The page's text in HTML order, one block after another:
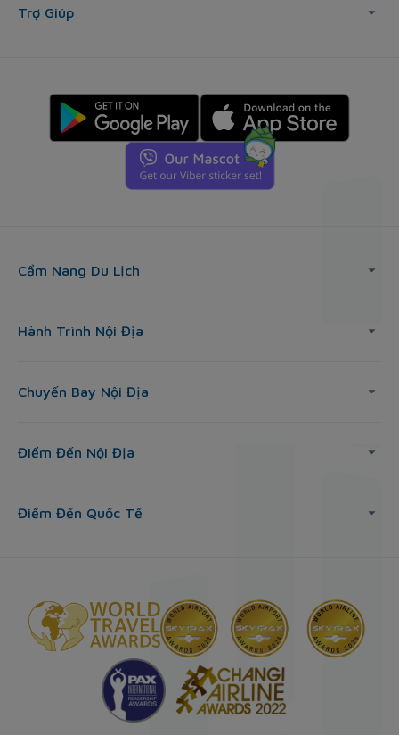
Trợ Giúp
Cẩm Nang Du Lịch
Hành Trình Nội Địa
Chuyến Bay Nội Địa
Điểm Đến Nội Địa
Điểm Đến Quốc Tế